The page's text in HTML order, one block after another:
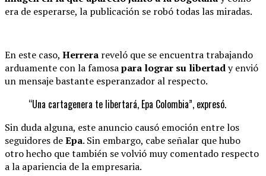
era de esperarse, la publicación se robó todas las miradas.
En este caso, Herrera reveló que se encuentra trabajando
arduamente con la famosapara lograr su libertady envió
un mensaje bastante esperanzador al respecto.
“Una cartagenera te libertará, Epa Colombia”, expresó.
Sin duda alguna, este anuncio causó emoción entre los
seguidores deEpa. Sin embargo, cabe señalar que hubo
otro hecho que también se volvió muy comentado respecto
a la apariencia de la empresaria.